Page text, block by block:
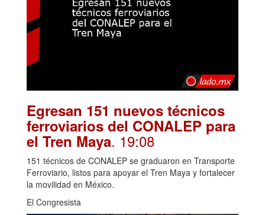
Egresan 151 nuevos técnicos
ferroviarios del CONALEP para
el Tren Maya. 19:08
151 técnicos de CONALEP se graduaron en Transporte
Ferroviario, listos para apoyar el Tren Maya y fortalecer
la movilidad en México.
El Congresista